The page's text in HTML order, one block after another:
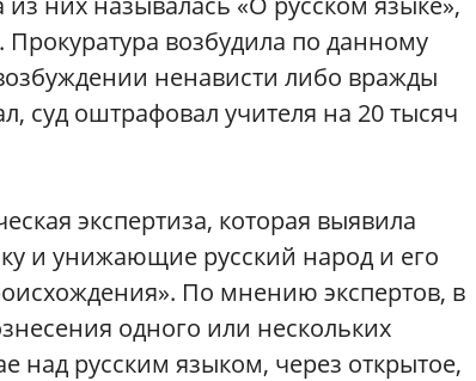
возбудила по данному
ненависти либо вражды
суд оштрафовал учителя на 20 тысяч
экспертиза, которая выявила
и унижающие русский народ и его
По мнению экспертов, в
одного или нескольких
над русским языком, через открытое,